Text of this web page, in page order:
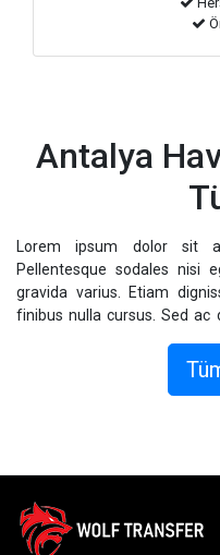
Antalya
Lorem ipsum dolor sit
Pellentesque sodales nisi
gravida varius. Etiam
finibus nulla cursus. Sed ac
Vestibulum quam libero,
finibus, sollicitudin ornare
imperdiet odio non,